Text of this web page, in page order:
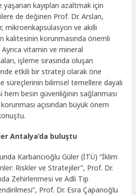
yaşanan kayıpları azaltmak için
de değinen Prof. Dr. Arslan,
ve akıllı
kalitesinin korunmasında önemli
vitamin ve mineral
işleme sırasında oluşan
etkili bir strateji olarak öne
süreçlerinin bilimsel temellere dayalı
besin güvenliğinin sağlanması
açısından büyük önem
Antalya’da buluştu
Karbancıoğlu Güler (İTÜ) “İklim
Riskler ve Stratejiler”, Prof. Dr.
Zehirlenmesi ve Adli Tıp
Prof. Dr. Esra Çapanoğlu